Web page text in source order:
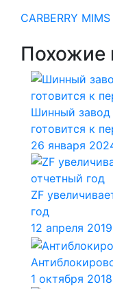
CARBERRY MIMS
Похожие
Шинный завод
готовится к
26 января
ZF
год
12 апреля 2019
1 октября 2018